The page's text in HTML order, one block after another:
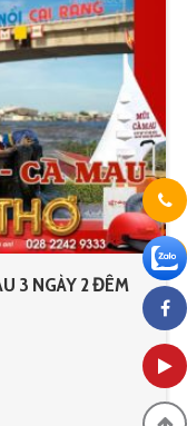
3 NGÀY 2 ĐÊM